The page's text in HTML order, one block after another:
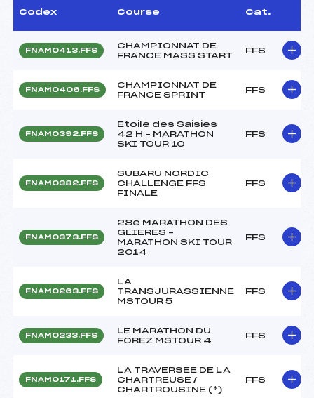
Codex Course Cat.
FNAM0413.FFS
CHAMPIONNAT DE
FRANCE MASS START
FFS
FNAM0406.FFS
CHAMPIONNAT DE
FRANCE SPRINT
FFS
FNAM0392.FFS
Etoile des Saisies
42 H – MARATHON
SKI TOUR 10
FFS
FNAM0382.FFS
SUBARU NORDIC
CHALLENGE FFS
FINALE
FFS
FNAM0373.FFS
28e MARATHON DES
GLIERES –
MARATHON SKI TOUR
2014
FFS
FNAM0263.FFS
LA
TRANSJURASSIENNE
MSTOUR 5
FFS
FNAM0233.FFS
LE MARATHON DU
FOREZ MSTOUR 4
FFS
FNAM0171.FFS
LA TRAVERSEE DE LA
CHARTREUSE /
CHARTROUSINE (*)
FFS